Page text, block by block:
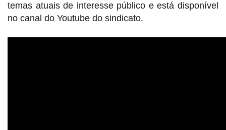
temas atuais de interesse público e está disponível
no canal do Youtube do sindicato.